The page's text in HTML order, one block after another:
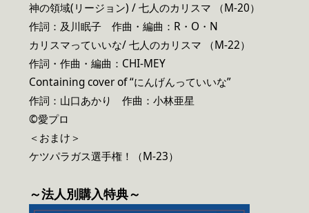
神の領域(リージョン) / 七人のカリスマ （M-20）
作詞：及川眠子 作曲・編曲：R・O・N
カリスマっていいな/ 七人のカリスマ （M-22）
作詞・作曲・編曲：CHI-MEY
Containing cover of “にんげんっていいな”
作詞：山口あかり 作曲：小林亜星
©愛プロ
＜おまけ＞
ケツパラガス選手権！（M-23）
～法人別購入特典～